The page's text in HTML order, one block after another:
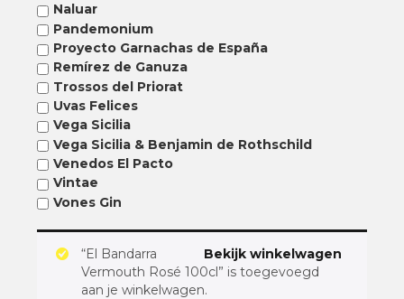
Naluar
Pandemonium
Proyecto Garnachas de España
Remírez de Ganuza
Trossos del Priorat
Uvas Felices
Vega Sicilia
Vega Sicilia & Benjamin de Rothschild
Venedos El Pacto
Vintae
Vones Gin
Bekijk winkelwagen
“El Bandarra
Vermouth Rosé 100cl” is toegevoegd
aan je winkelwagen.